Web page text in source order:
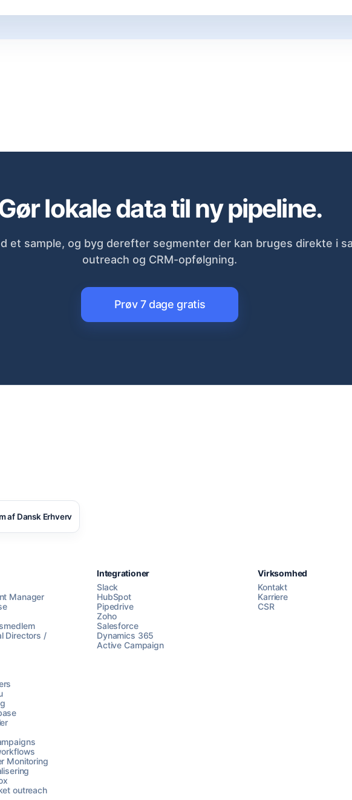
lokale data til ny pipeline.
et sample, og byg derefter segmenter der kan bruges direkte i
outreach og CRM-opfølgning.
Prøv 7 dage gratis
AI
af Dansk Erhverv
Manager
Directors /
Monitoring
outreach
Integrationer
Slack
HubSpot
Pipedrive
Zoho
Salesforce
Dynamics 365
Active Campaign
Virksomhed
Kontakt
Karriere
CSR